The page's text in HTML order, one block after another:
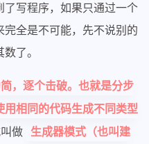
了写程序，如果只通过一个
全是不可能，先不说别的
了。
，逐个击破。也就是分步
相同的代码生成不同类型
做
生成器模式（也叫建